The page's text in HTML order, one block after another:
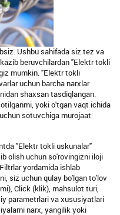
Ushbu sahifada siz tez va
beruvchilardan "Elektr tokli
mumkin. "Elektr tokli
uchun barcha narxlar
shaxsan tasdiqlangan.
yoki o'tgan vaqt ichida
sotuvchiga murojaat
"Elektr tokli uskunalar"
olish uchun so'rovingizni iloji
yordamida ishlab
siz uchun qulay bo'lgan to'lov
Click (klik), mahsulot turi,
parametrlari va xususiyatlari
narx, yangilik yoki